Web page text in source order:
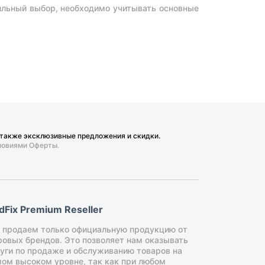
выбор, необходимо учитывать основные
9,5 см. В нашем ассортименте вы
серий, с кожаными и нейлоновыми
не выходя из дома. Для жителей Москвы
эксклюзивные предложения и скидки.
Оферты.
Premium Reseller
только официальную продукцию от
брендов. Это позволяет нам оказывать
по продаже и обслуживанию товаров на
высоком уровне, так как при любом